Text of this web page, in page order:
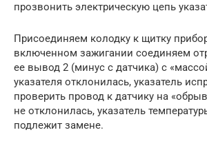
прозвонить электрическую цепь
Присоединяем колодку к щитку
включенном зажигании соединяем
ее вывод 2 (минус с датчика) с
указателя отклонилась, указатель
проверить провод к датчику на
не отклонилась, указатель
подлежит замене.